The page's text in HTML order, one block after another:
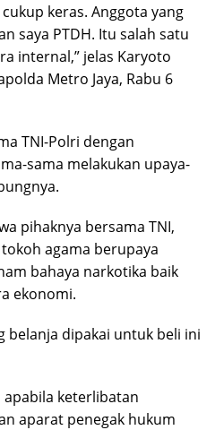
keras. Anggota yang
saya PTDH. Itu salah satu
internal,” jelas Karyoto
Metro Jaya, Rabu 6
TNI-Polri dengan
sama melakukan upaya-
pihaknya bersama TNI,
agama berupaya
bahaya narkotika baik
ekonomi.
belanja dipakai untuk beli ini
keterlibatan
aparat penegak hukum